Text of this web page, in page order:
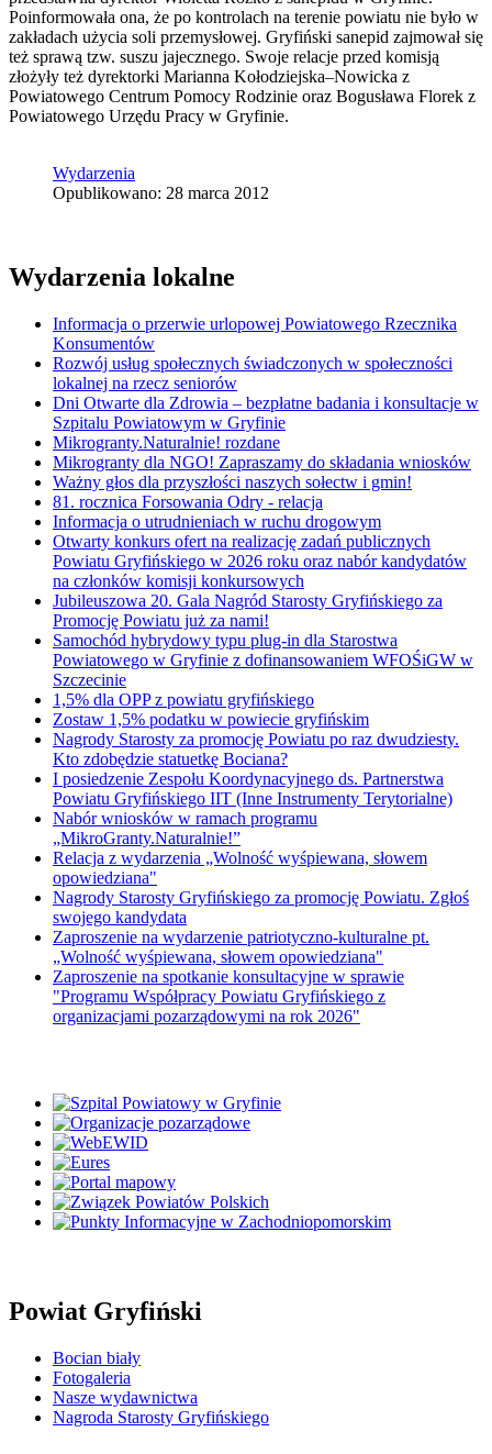
Poinformowała ona, że po kontrolach na terenie powiatu nie było w
zakładach użycia soli przemysłowej. Gryfiński sanepid zajmował się
też sprawą tzw. suszu jajecznego. Swoje relacje przed komisją
złożyły też dyrektorki Marianna Kołodziejska–Nowicka z
Powiatowego Centrum Pomocy Rodzinie oraz Bogusława Florek z
Powiatowego Urzędu Pracy w Gryfinie.
Wydarzenia
Opublikowano: 28 marca 2012
Wydarzenia lokalne
Informacja o przerwie urlopowej Powiatowego Rzecznika
Konsumentów
Rozwój usług społecznych świadczonych w społeczności
lokalnej na rzecz seniorów
Dni Otwarte dla Zdrowia – bezpłatne badania i konsultacje w
Szpitalu Powiatowym w Gryfinie
Mikrogranty.Naturalnie! rozdane
Mikrogranty dla NGO! Zapraszamy do składania wniosków
Ważny głos dla przyszłości naszych sołectw i gmin!
81. rocznica Forsowania Odry - relacja
Informacja o utrudnieniach w ruchu drogowym
Otwarty konkurs ofert na realizację zadań publicznych
Powiatu Gryfińskiego w 2026 roku oraz nabór kandydatów
na członków komisji konkursowych
Jubileuszowa 20. Gala Nagród Starosty Gryfińskiego za
Promocję Powiatu już za nami!
Samochód hybrydowy typu plug-in dla Starostwa
Powiatowego w Gryfinie z dofinansowaniem WFOŚiGW w
Szczecinie
1,5% dla OPP z powiatu gryfińskiego
Zostaw 1,5% podatku w powiecie gryfińskim
Nagrody Starosty za promocję Powiatu po raz dwudziesty.
Kto zdobędzie statuetkę Bociana?
I posiedzenie Zespołu Koordynacyjnego ds. Partnerstwa
Powiatu Gryfińskiego IIT (Inne Instrumenty Terytorialne)
Nabór wniosków w ramach programu
„MikroGranty.Naturalnie!”
Relacja z wydarzenia „Wolność wyśpiewana, słowem
opowiedziana"
Nagrody Starosty Gryfińskiego za promocję Powiatu. Zgłoś
swojego kandydata
Zaproszenie na wydarzenie patriotyczno-kulturalne pt.
„Wolność wyśpiewana, słowem opowiedziana"
Zaproszenie na spotkanie konsultacyjne w sprawie
"Programu Współpracy Powiatu Gryfińskiego z
organizacjami pozarządowymi na rok 2026"
Powiat Gryfiński
Bocian biały
Fotogaleria
Nasze wydawnictwa
Nagroda Starosty Gryfińskiego